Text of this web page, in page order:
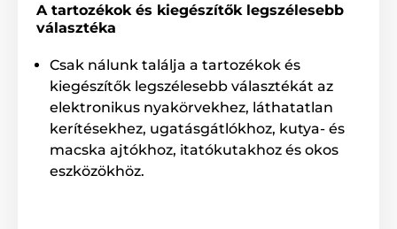
Tartozékok kiképző nyakörvek
Vevőkészülék Canicom elektromos
nyakörvekhez
A tartozékok és kiegészítők legszélesebb
választéka
Csak nálunk találja a tartozékok és
kiegészítők legszélesebb választékát az
elektronikus nyakörvekhez, láthatatlan
kerítésekhez, ugatásgátlókhoz, kutya- és
macska ajtókhoz, itatókutakhoz és okos
eszközökhöz.